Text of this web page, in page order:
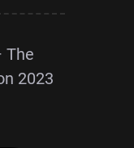
The
2023